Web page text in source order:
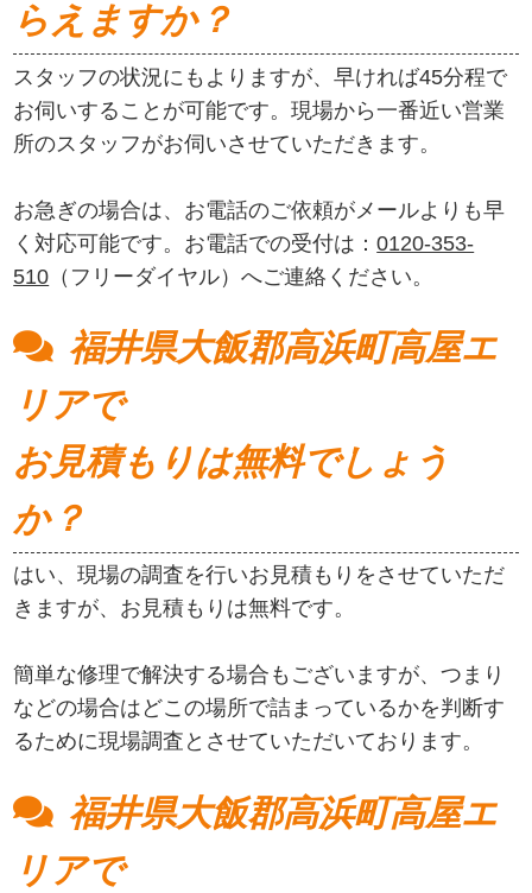
らえますか？
スタッフの状況にもよりますが、早ければ45分程で
お伺いすることが可能です。現場から一番近い営業
所のスタッフがお伺いさせていただきます。
お急ぎの場合は、お電話のご依頼がメールよりも早
く対応可能です。お電話での受付は：0120-353-
510 （フリーダイヤル）へご連絡ください。
福井県大飯郡高浜町高屋エ
リアで
お見積もりは無料でしょう
か？
はい、現場の調査を行いお見積もりをさせていただ
きますが、お見積もりは無料です。
簡単な修理で解決する場合もございますが、つまり
などの場合はどこの場所で詰まっているかを判断す
るために現場調査とさせていただいております。
福井県大飯郡高浜町高屋エ
リアで